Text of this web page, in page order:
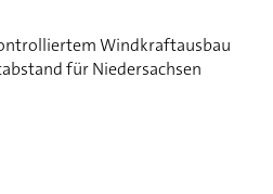
Windkraftausbau
für Niedersachsen